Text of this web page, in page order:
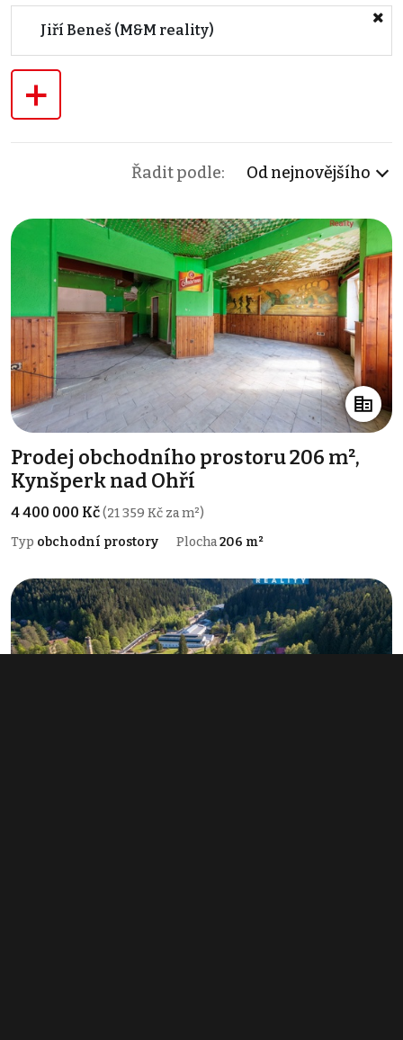
Jiří Beneš (M&M reality)
+
Řadit podle: Od nejnovějšího
Prodej obchodního prostoru 206 m²,
Kynšperk nad Ohří
4 400 000 Kč(21 359 Kč za m²)
Typ obchodní prostory Plocha206 m²